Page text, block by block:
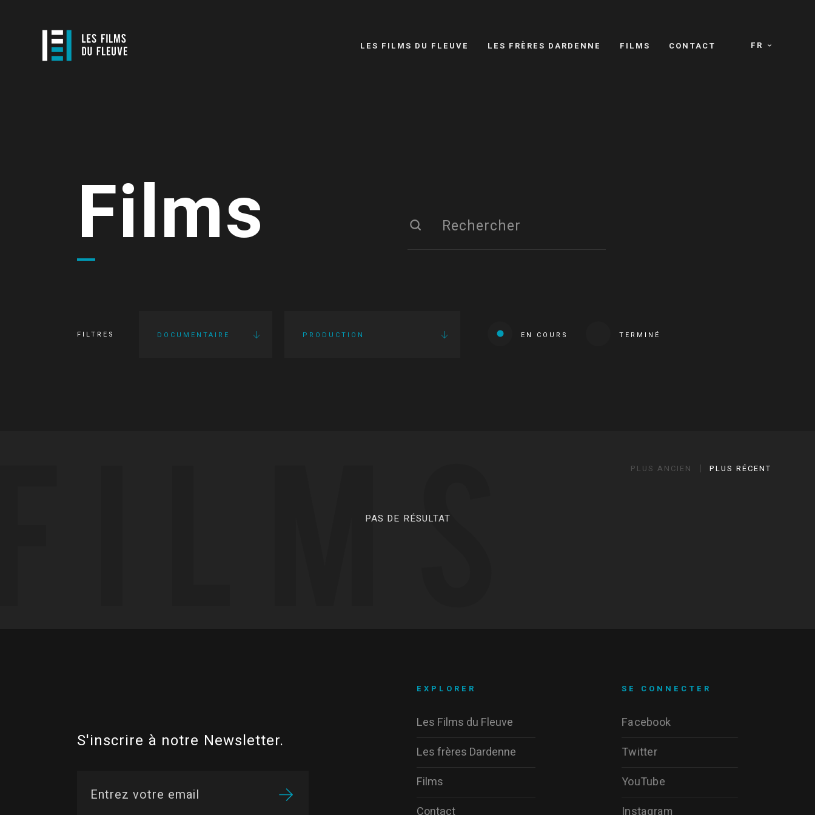
FR
LES FILMS DU FLEUVE LES FRÈRES DARDENNE FILMS CONTACT
Films
FILTRES DOCUMENTAIRE PRODUCTION EN COURS TERMINÉ
PLUS ANCIEN PLUS RÉCENT
PAS DE RÉSULTAT
S'inscrire à notre Newsletter.
SE CONNECTER
Facebook
Twitter
YouTube
Instagram
EXPLORER
Les Films du Fleuve
Les frères Dardenne
Films
Contact